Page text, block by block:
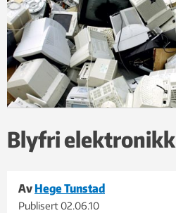
Blyfri elektronikk
Av Hege Tunstad
Publisert02.06.10